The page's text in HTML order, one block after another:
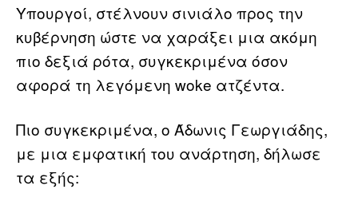
Υπουργοί, στέλνουν σινιάλο προς την
κυβέρνηση ώστε να χαράξει μια ακόμη
πιο δεξιά ρότα, συγκεκριμένα όσον
αφορά τη λεγόμενη woke ατζέντα.
Πιο συγκεκριμένα, ο Άδωνις Γεωργιάδης,
με μια εμφατική του ανάρτηση, δήλωσε
τα εξής: